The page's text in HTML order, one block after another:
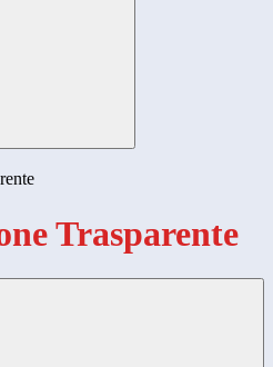
Trasparente